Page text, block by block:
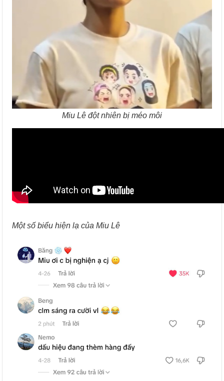
Miu Lê đột nhiên bị méo môi
Một số biểu hiện lạ của Miu Lê